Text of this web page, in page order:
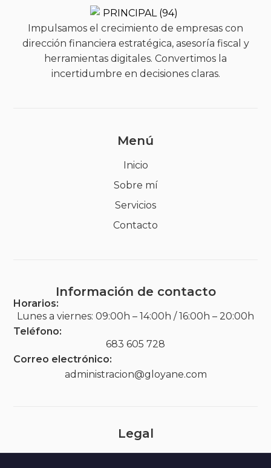
Impulsamos el crecimiento de empresas con
dirección financiera estratégica, asesoría fiscal y
herramientas digitales. Convertimos la
incertidumbre en decisiones claras.
Menú
Inicio
Sobre mí
Servicios
Contacto
Información de contacto
Horarios:
Lunes a viernes: 09:00h – 14:00h / 16:00h – 20:00h
Teléfono:
683 605 728
Correo electrónico:
administracion@gloyane.com
Legal